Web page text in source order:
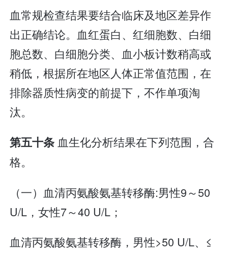
血常规检查结果要结合临床及地区差异作
出正确结论。血红蛋白、红细胞数、白细
胞总数、白细胞分类、血小板计数稍高或
稍低，根据所在地区人体正常值范围，在
排除器质性病变的前提下，不作单项淘
汰。
第五十条血生化分析结果在下列范围，合
格。
（一）血清丙氨酸氨基转移酶:男性9～50
U/L，女性7～40 U/L；
血清丙氨酸氨基转移酶，男性>50 U/L、≤